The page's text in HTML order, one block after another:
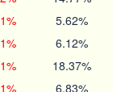
5.62%
6.12%
18.37%
6.83%